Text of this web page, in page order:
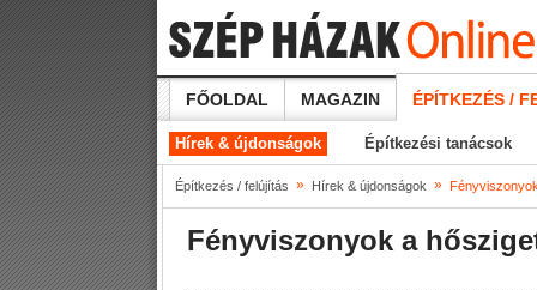
FŐOLDAL MAGAZIN ÉPÍTKEZÉS /
Hírek & újdonságok Építkezési tanácsok
Építkezés / felújítás » Hírek & újdonságok »
Fényviszonyok a